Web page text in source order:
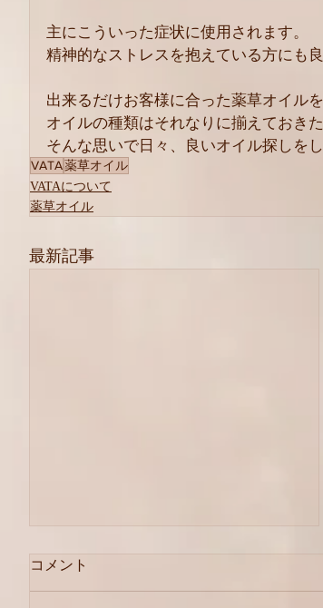
主にこういった症状に使用されます。
精神的なストレスを抱えている方にも良
出来るだけお客様に合った薬草オイル
オイルの種類はそれなりに揃えておきた
そんな思いで日々、良いオイル探しをし
VATA薬草オイル
VATAについて
薬草オイル
最新記事
コメント